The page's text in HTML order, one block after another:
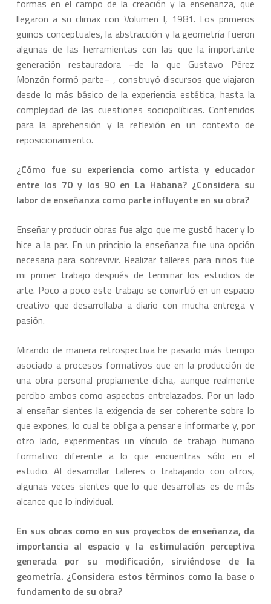
formas en el campo de la creación y la enseñanza, que
llegaron a su climax con Volumen I, 1981. Los primeros
guiños conceptuales, la abstracción y la geometría fueron
algunas de las herramientas con las que la importante
generación restauradora –de la que Gustavo Pérez
Monzón formó parte– , construyó discursos que viajaron
desde lo más básico de la experiencia estética, hasta la
complejidad de las cuestiones sociopolíticas. Contenidos
para la aprehensión y la reflexión en un contexto de
reposicionamiento.
¿Cómo fue su experiencia como artista y educador
entre los 70 y los 90 en La Habana? ¿Considera su
labor de enseñanza como parte influyente en su obra?
Enseñar y producir obras fue algo que me gustó hacer y lo
hice a la par. En un principio la enseñanza fue una opción
necesaria para sobrevivir. Realizar talleres para niños fue
mi primer trabajo después de terminar los estudios de
arte. Poco a poco este trabajo se convirtió en un espacio
creativo que desarrollaba a diario con mucha entrega y
pasión.
Mirando de manera retrospectiva he pasado más tiempo
asociado a procesos formativos que en la producción de
una obra personal propiamente dicha, aunque realmente
percibo ambos como aspectos entrelazados. Por un lado
al enseñar sientes la exigencia de ser coherente sobre lo
que expones, lo cual te obliga a pensar e informarte y, por
otro lado, experimentas un vínculo de trabajo humano
formativo diferente a lo que encuentras sólo en el
estudio. Al desarrollar talleres o trabajando con otros,
algunas veces sientes que lo que desarrollas es de más
alcance que lo individual.
En sus obras como en sus proyectos de enseñanza, da
importancia al espacio y la estimulación perceptiva
generada por su modificación, sirviéndose de la
geometría. ¿Considera estos términos como la base o
fundamento de su obra?